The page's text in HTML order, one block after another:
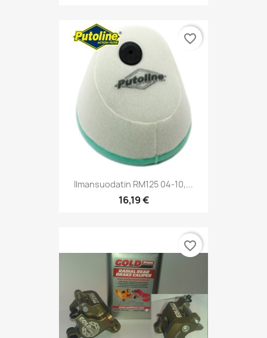
Ilmansuodatin RM125 04-10,...
16,19 €
favorite_border
favorite_border